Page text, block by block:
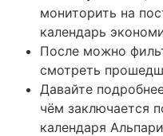
мониторить на
календарь
После можно
смотреть
Давайте
чём заключается
календаря